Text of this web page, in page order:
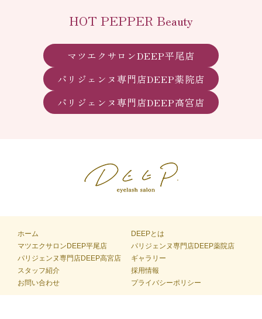
HOT PEPPER Beauty
マツエクサロンDEEP平尾店
パリジェンヌ専門店DEEP薬院店
パリジェンヌ専門店DEEP高宮店
ホーム
DEEPとは
マツエクサロンDEEP平尾店
パリジェンヌ専門店DEEP薬院店
パリジェンヌ専門店DEEP高宮店
ギャラリー
スタッフ紹介
採用情報
お問い合わせ
プライバシーポリシー